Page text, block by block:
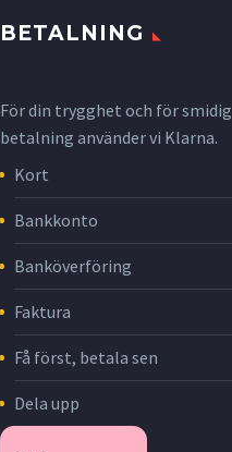
BETALNING
För din trygghet och för smidig
betalning använder vi Klarna.
Kort
Bankkonto
Banköverföring
Faktura
Få först, betala sen
Dela upp